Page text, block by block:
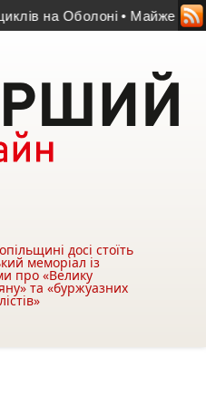
Оболоні • Майже 5 га
досі стоїть
меморіал із
про «Велику
та «буржуазних